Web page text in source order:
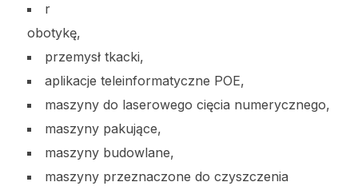
r
obotykę,
przemysł tkacki,
aplikacje teleinformatyczne POE,
maszyny do laserowego cięcia numerycznego,
maszyny pakujące,
maszyny budowlane,
maszyny przeznaczone do czyszczenia